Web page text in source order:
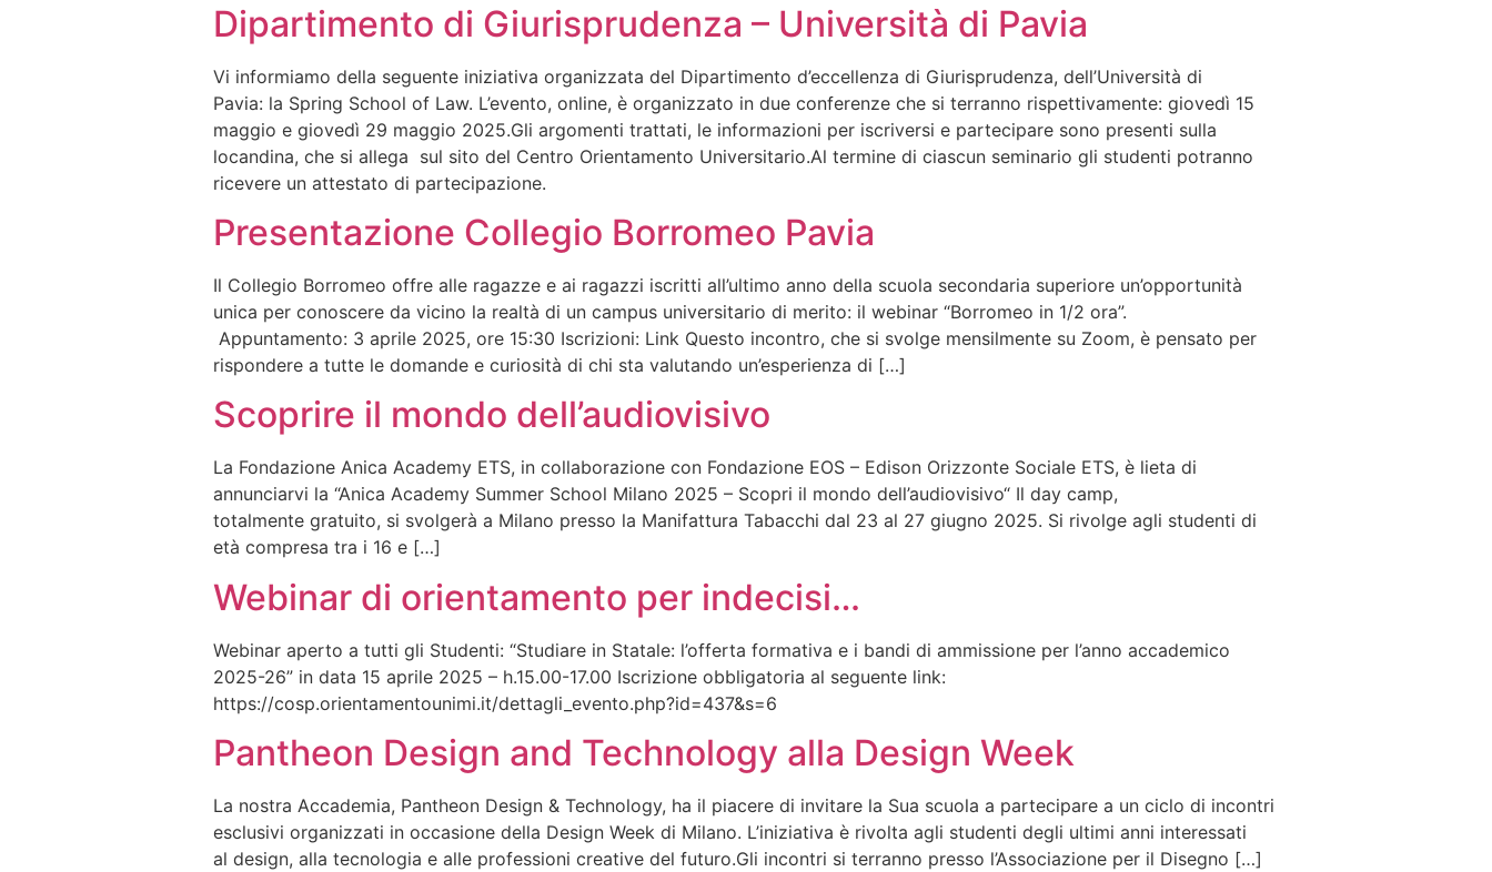
Dipartimento di Giurisprudenza – Università di Pavia
Vi informiamo della seguente iniziativa organizzata del Dipartimento d’eccellenza di Giurisprudenza, dell’Università di
Pavia: la Spring School of Law. L’evento, online, è organizzato in due conferenze che si terranno rispettivamente: giovedì 15
maggio e giovedì 29 maggio 2025.Gli argomenti trattati, le informazioni per iscriversi e partecipare sono presenti sulla
locandina, che si allega sul sito del Centro Orientamento Universitario.Al termine di ciascun seminario gli studenti potranno
ricevere un attestato di partecipazione.
Presentazione Collegio Borromeo Pavia
Il Collegio Borromeo offre alle ragazze e ai ragazzi iscritti all’ultimo anno della scuola secondaria superiore un’opportunità
unica per conoscere da vicino la realtà di un campus universitario di merito: il webinar “Borromeo in 1/2 ora”.
Appuntamento: 3 aprile 2025, ore 15:30 Iscrizioni: Link Questo incontro, che si svolge mensilmente su Zoom, è pensato per
rispondere a tutte le domande e curiosità di chi sta valutando un’esperienza di […]
Scoprire il mondo dell’audiovisivo
La Fondazione Anica Academy ETS, in collaborazione con Fondazione EOS – Edison Orizzonte Sociale ETS, è lieta di
annunciarvi la “Anica Academy Summer School Milano 2025 – Scopri il mondo dell’audiovisivo“ Il day camp,
totalmente gratuito, si svolgerà a Milano presso la Manifattura Tabacchi dal 23 al 27 giugno 2025. Si rivolge agli studenti di
età compresa tra i 16 e […]
Webinar di orientamento per indecisi…
Webinar aperto a tutti gli Studenti: “Studiare in Statale: l’offerta formativa e i bandi di ammissione per l’anno accademico
2025-26” in data 15 aprile 2025 – h.15.00-17.00 Iscrizione obbligatoria al seguente link:
https://cosp.orientamentounimi.it/dettagli_evento.php?id=437&s=6
Pantheon Design and Technology alla Design Week
La nostra Accademia, Pantheon Design & Technology, ha il piacere di invitare la Sua scuola a partecipare a un ciclo di incontri
esclusivi organizzati in occasione della Design Week di Milano. L’iniziativa è rivolta agli studenti degli ultimi anni interessati
al design, alla tecnologia e alle professioni creative del futuro.Gli incontri si terranno presso l’Associazione per il Disegno […]